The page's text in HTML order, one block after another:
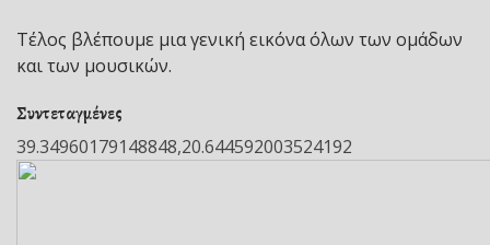
Τέλος βλέπουμε μια γενική εικόνα όλων των ομάδων
και των μουσικών.
Συντεταγμένες
39.34960179148848,20.644592003524192